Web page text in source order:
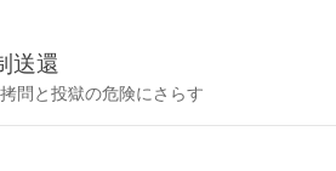
送還
問と投獄の危険にさらす